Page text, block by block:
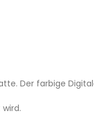
Der farbige